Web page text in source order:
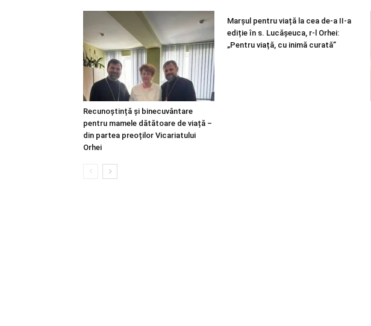
Recunoștință și binecuvântare
pentru mamele dătătoare de viață –
din partea preoților Vicariatului
Orhei
Marșul pentru viață la cea de-a II-a
ediție în s. Lucășeuca, r-l Orhei:
„Pentru viață, cu inimă curată”